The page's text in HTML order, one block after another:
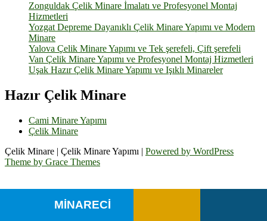
Zonguldak Çelik Minare İmalatı ve Profesyonel Montaj
Hizmetleri
Yozgat Depreme Dayanıklı Çelik Minare Yapımı ve Modern
Minare
Yalova Çelik Minare Yapımı ve Tek şerefeli, Çift şerefeli
Van Çelik Minare Yapımı ve Profesyonel Montaj Hizmetleri
Uşak Hazır Çelik Minare Yapımı ve Işıklı Minareler
Hazır Çelik Minare
Cami Minare Yapımı
Çelik Minare
Çelik Minare | Çelik Minare Yapımı | Powered by WordPress
Theme by Grace Themes
MİNARECİ